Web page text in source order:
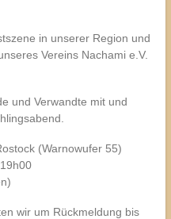
in unserer Region und
Vereins Nachami e.V.
und Verwandte mit und
(Warnowufer 55)
wir um Rückmeldung bis